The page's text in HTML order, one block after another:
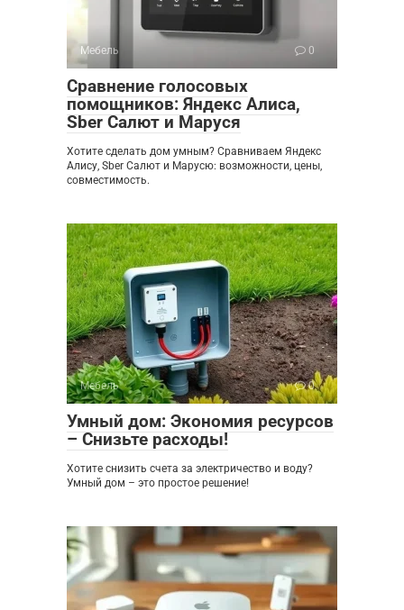
Мебель 0
Сравнение голосовых
помощников: Яндекс Алиса,
Sber Салют и Маруся
Хотите сделать дом умным? Сравниваем Яндекс
Алису, Sber Салют и Марусю: возможности, цены,
совместимость.
Мебель 0
Умный дом: Экономия ресурсов
– Снизьте расходы!
Хотите снизить счета за электричество и воду?
Умный дом – это простое решение!